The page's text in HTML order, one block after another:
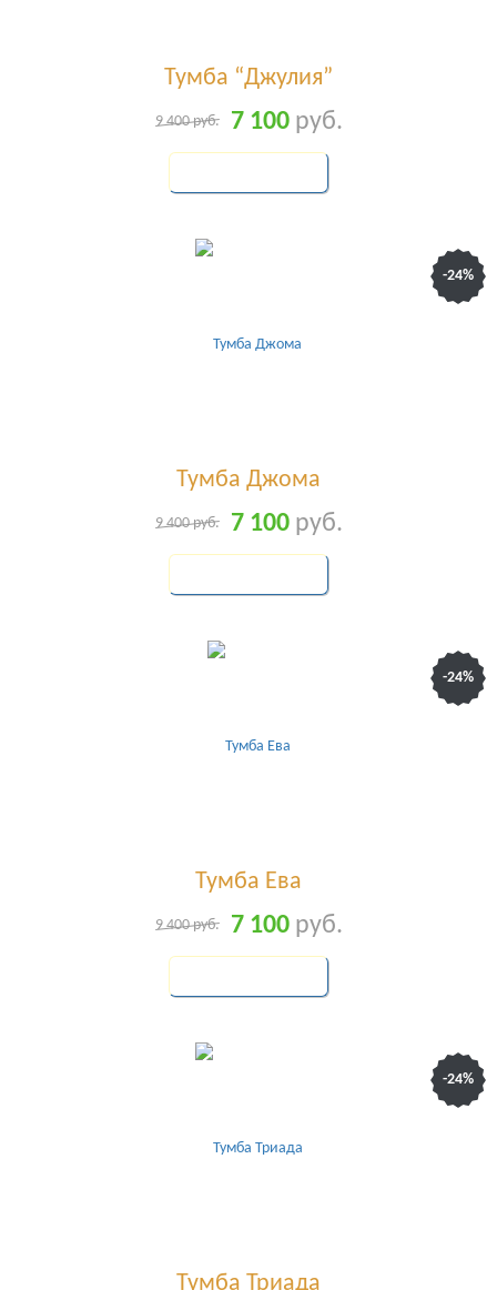
Тумба “Джулия”
9 400руб. 7 100руб.
Тумба Джома
9 400руб. 7 100руб.
-24%
Тумба Ева
9 400руб. 7 100руб.
-24%
Тумба Триада
-24%